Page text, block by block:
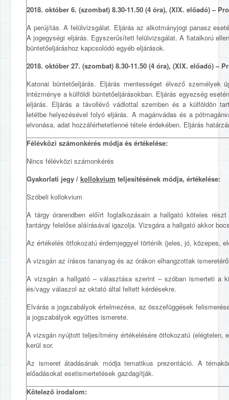
2018. október 6. (szombat) 8.30-11.50 (4 óra), (XIX. előadó) –
A perújítás. A felülvizsgálat. Eljárás az alkotmányjogi panasz
A jogegységi eljárás. Egyszerűsített felülvizsgálat. A fiatalkorú
büntetőeljáráshoz kapcsolódó egyéb eljárások.
2018. október 27. (szombat) 8.30-11.50 (4 óra), (XIX. előadó) –
Katonai büntetőeljárás. Eljárás mentességet élvező
intézménye a külföldi büntetőeljárásokban. Eljárás egyezség
eljárás. Eljárás a távollévő vádlottal szemben és a külföldön
letétbe helyezésével folyó eljárás. A magánvádas és a
elvonása, adat hozzáférhetetlenné tétele érdekében. Eljárás
Félévközi számonkérés módja és értékelése:
Nincs félévközi számonkérés
Gyakorlati jegy / kollokvium teljesítésének módja, értékelése:
Szóbeli kollokvium
A tárgy órarendben előírt foglalkozásain a hallgató köteles
tantárgy felelőse aláírásával igazolja. Vizsgára a hallgató akkor
Az értékelés ötfokozatú érdemjeggyel történik (jeles, jó, közepes,
A vizsgán az írásos tananyag és az órákon elhangzottak
A vizsgán a hallgató – választása szerint – szóban ismerteti a
és/vagy válaszol az oktató által feltett kérdésekre.
Elvárás a jogszabályok értelmezése, az összefüggések
a jogszabályok együttes ismerete.
A vizsgán nyújtott teljesítmény értékelésére ötfokozatú (elégtelen,
kerül sor.
Az ismeret átadásának módja tematikus prezentáció. A
előadásokat esetismertetések gazdagítják.
Kötelező irodalom: